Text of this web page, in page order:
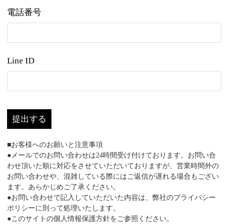
電話番号
Line ID
提出する
■お客様へのお願いと注意事項
●メールでのお問い合わせは24時間受け付けております。お問い合
わせ頂いた順に対応をさせていただいておりますが、営業時間外の
お問い合わせや、混雑している際にはご返信が遅れる場合もござい
ます。あらかじめご了承ください。
●お問い合わせで記入していただいた内容は、弊社のプライバシー
ポリシーに則って処理いたします。
●このサイトの個人情報保護方針をご参照ください。